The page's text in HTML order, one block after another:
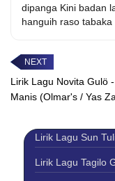
dipanga Kini badan
hanguih raso tabaka
Lirik Lagu Novita Gulö
Manis (Olmar's / Yas
Lirik Lagu Sun
Lirik Lagu Tagilo